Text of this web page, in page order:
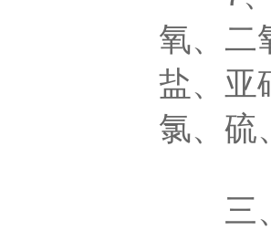
氧、二
盐、亚
氯、硫
三、